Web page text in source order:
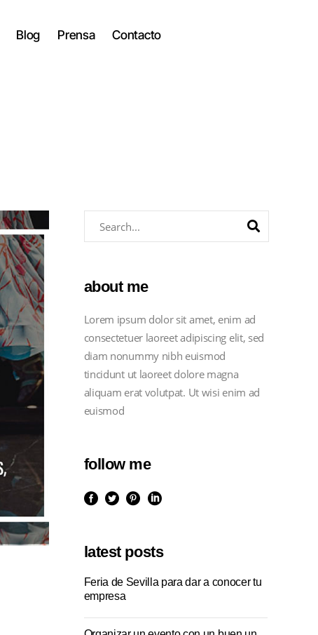
Blog Prensa Contacto
about me
Lorem ipsum dolor sit amet, enim ad
consectetuer laoreet adipiscing elit, sed
diam nonummy nibh euismod
tincidunt ut laoreet dolore magna
aliquam erat volutpat. Ut wisi enim ad
euismod
follow me
latest posts
Feria de Sevilla para dar a conocer tu
empresa